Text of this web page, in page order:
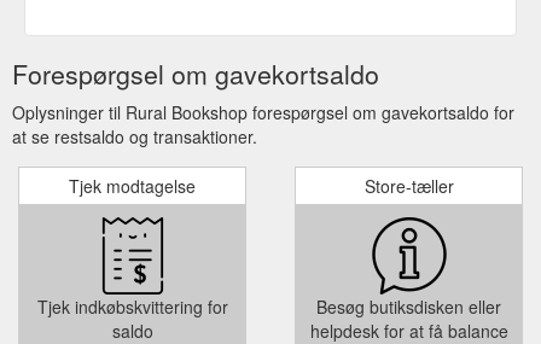
Forespørgsel om gavekortsaldo
Oplysninger til Rural Bookshop forespørgsel om gavekortsaldo for
at se restsaldo og transaktioner.
Tjek modtagelse
Tjek indkøbskvittering for
saldo
Store-tæller
Besøg butiksdisken eller
helpdesk for at få balance